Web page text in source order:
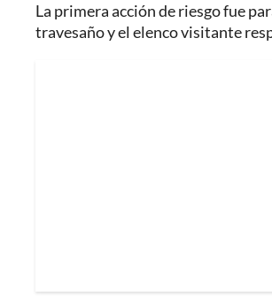
La primera acción de riesgo fue
travesaño y el elenco visitante